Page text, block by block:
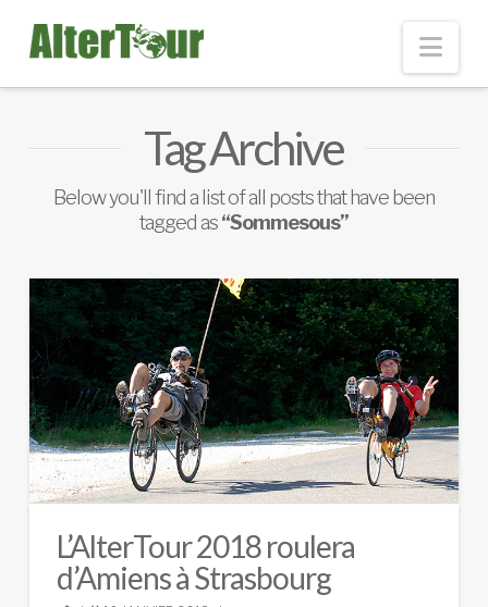
Tag Archive
Below you'll find a list of all posts that have been
tagged as“Sommesous”
L’AlterTour 2018 roulera
d’Amiens à Strasbourg